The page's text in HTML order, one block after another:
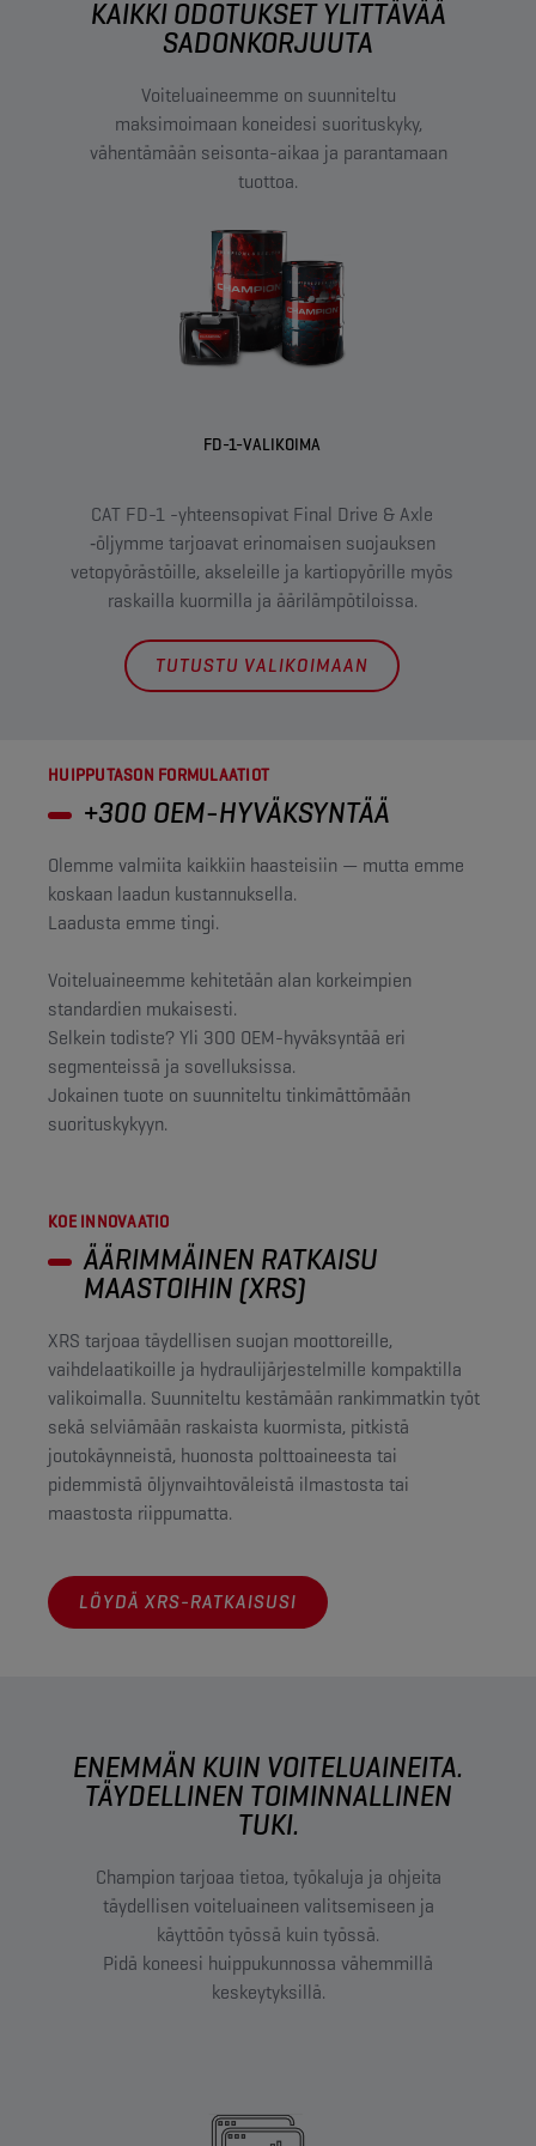
KAIKKI ODOTUKSET YLITTÄVÄÄ
SADONKORJUUTA
Voiteluaineemme on suunniteltu
maksimoimaan koneidesi suorituskyky,
vähentämään seisonta-aikaa ja parantamaan
tuottoa.
FD-1-VALIKOIMA
CAT FD-1 -yhteensopivat Final Drive & Axle
‑öljymme tarjoavat erinomaisen suojauksen
vetopyörästöille, akseleille ja kartiopyörille myös
raskailla kuormilla ja äärilämpötiloissa.
TUTUSTU VALIKOIMAAN
HUIPPUTASON FORMULAATIOT
+300 OEM-HYVÄKSYNTÄÄ
Olemme valmiita kaikkiin haasteisiin — mutta emme
koskaan laadun kustannuksella.
Laadusta emme tingi.
Voiteluaineemme kehitetään alan korkeimpien
standardien mukaisesti.
Selkein todiste? Yli 300 OEM-hyväksyntää eri
segmenteissä ja sovelluksissa.
Jokainen tuote on suunniteltu tinkimättömään
suorituskykyyn.
KOE INNOVAATIO
ÄÄRIMMÄINEN RATKAISU
MAASTOIHIN (XRS)
XRS tarjoaa täydellisen suojan moottoreille,
vaihdelaatikoille ja hydraulijärjestelmille kompaktilla
valikoimalla. Suunniteltu kestämään rankimmatkin työt
sekä selviämään raskaista kuormista, pitkistä
joutokäynneistä, huonosta polttoaineesta tai
pidemmistä öljynvaihtoväleistä ilmastosta tai
maastosta riippumatta.
LÖYDÄ XRS-RATKAISUSI
ENEMMÄN KUIN VOITELUAINEITA.
TÄYDELLINEN TOIMINNALLINEN
TUKI.
Champion tarjoaa tietoa, työkaluja ja ohjeita
täydellisen voiteluaineen valitsemiseen ja
käyttöön työssä kuin työssä.
Pidä koneesi huippukunnossa vähemmillä
keskeytyksillä.